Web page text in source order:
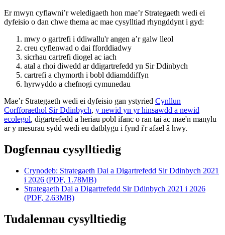
Er mwyn cyflawni’r weledigaeth hon mae’r Strategaeth wedi ei
dyfeisio o dan chwe thema ac mae cysylltiad rhyngddynt i gyd:
mwy o gartrefi i ddiwallu'r angen a’r galw lleol
creu cyflenwad o dai fforddiadwy
sicrhau cartrefi diogel ac iach
atal a rhoi diwedd ar ddigartrefedd yn Sir Ddinbych
cartrefi a chymorth i bobl ddiamddiffyn
hyrwyddo a chefnogi cymunedau
Mae’r Strategaeth wedi ei dyfeisio gan ystyried Cynllun
Corfforaethol Sir Ddinbych, y newid yn yr hinsawdd a newid
ecolegol, digartrefedd a heriau pobl ifanc o ran tai ac mae'n manylu
ar y mesurau sydd wedi eu datblygu i fynd i'r afael â hwy.
Dogfennau cysylltiedig
Crynodeb: Strategaeth Dai a Digartrefedd Sir Ddinbych 2021
i 2026 (PDF, 1.78MB)
Strategaeth Dai a Digartrefedd Sir Ddinbych 2021 i 2026
(PDF, 2.63MB)
Tudalennau cysylltiedig